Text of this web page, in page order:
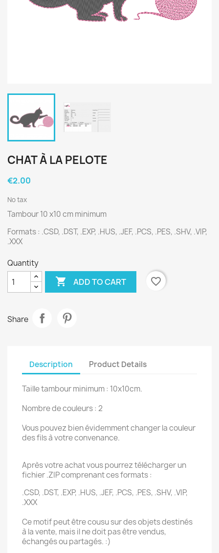
CHAT À LA PELOTE
€2.00
No tax
Tambour 10 x10 cm minimum
Formats : .CSD, .DST, .EXP, .HUS, .JEF, .PCS, .PES, .SHV, .VIP,
.XXX
Quantity
 ADD TO CART favorite_border
Share
Description Product Details
Taille tambour minimum : 10x10cm.
Nombre de couleurs : 2
Vous pouvez bien évidemment changer la couleur
des fils à votre convenance.
Après votre achat vous pourrez télécharger un
fichier .ZIP comprenant ces formats :
.CSD, .DST, .EXP, .HUS, .JEF, .PCS, .PES, .SHV, .VIP,
.XXX
Ce motif peut être cousu sur des objets destinés
à la vente, mais il ne doit pas être vendus,
échangés ou partagés. :)